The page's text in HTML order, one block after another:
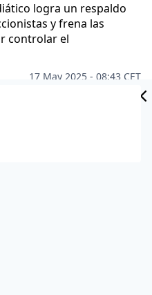
logra un respaldo
y frena las
controlar el
17 May 2025 - 08:43 CET
PEDRO